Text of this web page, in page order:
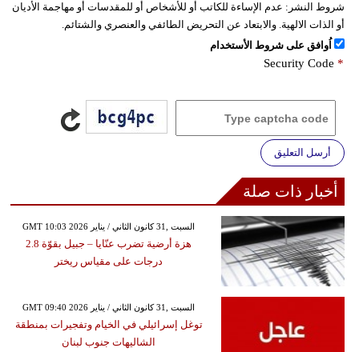
شروط النشر: عدم الإساءة للكاتب أو للأشخاص أو للمقدسات أو مهاجمة الأديان
أو الذات الالهية. والابتعاد عن التحريض الطائفي والعنصري والشتائم.
اُوافق على شروط الأستخدام
Security Code *
أرسل التعليق
أخبار ذات صلة
GMT 10:03 2026 السبت ,31 كانون الثاني / يناير
هزة أرضية تضرب عنّايا – جبيل بقوّة 2.8
درجات على مقياس ريختر
GMT 09:40 2026 السبت ,31 كانون الثاني / يناير
توغل إسرائيلي في الخيام وتفجيرات بمنطقة
الشاليهات جنوب لبنان